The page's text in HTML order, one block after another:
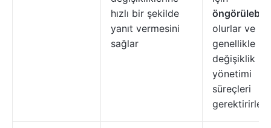
hızlı bir şekilde
yanıt vermesini
sağlar
öngörülebilir
olurlar ve
genellikle
değişiklik
yönetimi
süreçleri
gerektirirler